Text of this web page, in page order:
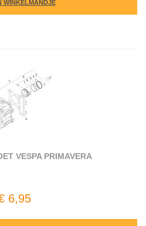
WINKELMANDJE
VESPA PRIMAVERA
6,95